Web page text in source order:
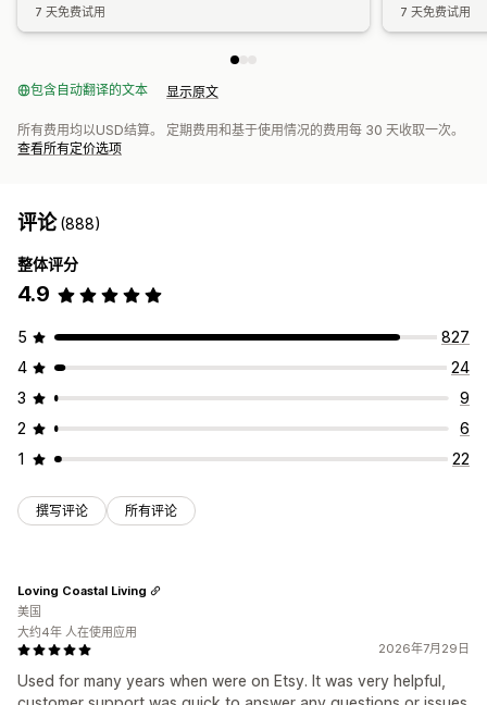
7 天免费试用 7 天免费试用
包含自动翻译的文本 显示原文
所有费用均以USD结算。 定期费用和基于使用情况的费用每 30 天收取一次。
查看所有定价选项
评论(888)
整体评分
4.9
5
827
4
24
3
9
2
6
1
22
撰写评论 所有评论
2026年7月29日
Used for many years when were on Etsy. It was very helpful,
Loving Coastal Living
美国
大约4年 人在使用应用